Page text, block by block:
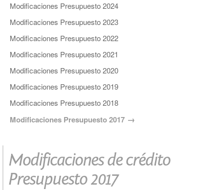
Modificaciones Presupuesto 2024
Modificaciones Presupuesto 2023
Modificaciones Presupuesto 2022
Modificaciones Presupuesto 2021
Modificaciones Presupuesto 2020
Modificaciones Presupuesto 2019
Modificaciones Presupuesto 2018
Modificaciones Presupuesto 2017
Modificaciones de crédito
Presupuesto 2017